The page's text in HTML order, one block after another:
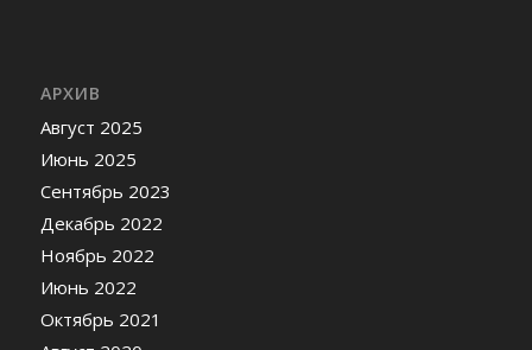
АРХИВ
Август 2025
Июнь 2025
Сентябрь 2023
Декабрь 2022
Ноябрь 2022
Июнь 2022
Октябрь 2021